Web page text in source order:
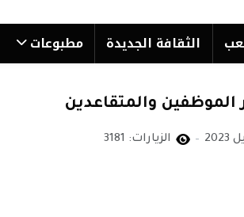
الثقافة الجدیدة مطبوعات
الموظفين والمتقاعدين
الزيارات: 3181